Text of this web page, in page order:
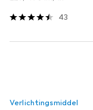
43
Verlichtingsmiddel